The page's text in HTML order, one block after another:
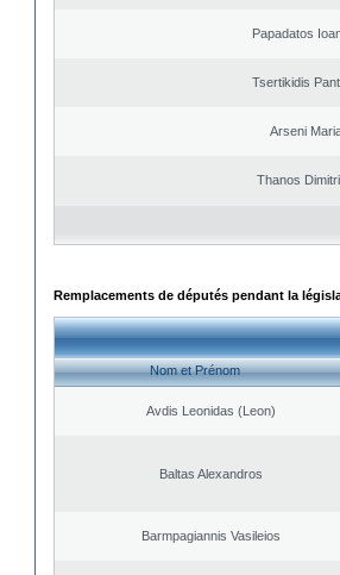
Papadatos
Tsertikidis
Arseni
Thanos
Remplacements de députés pendant la
Nom et Prénom
Avdis Leonidas (Leon)
Baltas Alexandros
Barmpagiannis Vasileios